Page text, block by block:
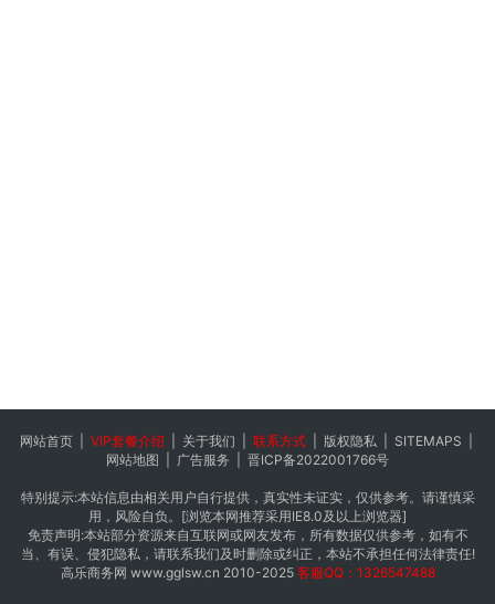
网站首页| VIP套餐介绍 关于我们 联系方式| 版权隐私| SITEMAPS
网站地图
广告服务 晋ICP备2022001766号
特别提示:本站信息由相关用户自行提供，真实性未证实，仅供参考。请谨慎采
用，风险自负。[浏览本网推荐采用IE8.0及以上浏览器]
免责声明:本站部分资源来自互联网或网友发布，所有数据仅供参考，如有不
当、有误、侵犯隐私，请联系我们及时删除或纠正，本站不承担任何法律责任!
高乐商务网 www.gglsw.cn 2010-2025客服QQ：1326547488